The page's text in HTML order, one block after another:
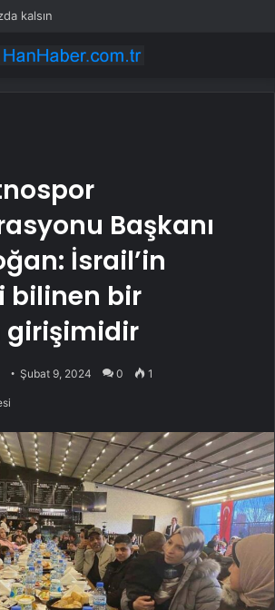
kalsın
Başkanı
İsrail’in
bilinen bir
girişimidir
Şubat 9, 2024 0 1